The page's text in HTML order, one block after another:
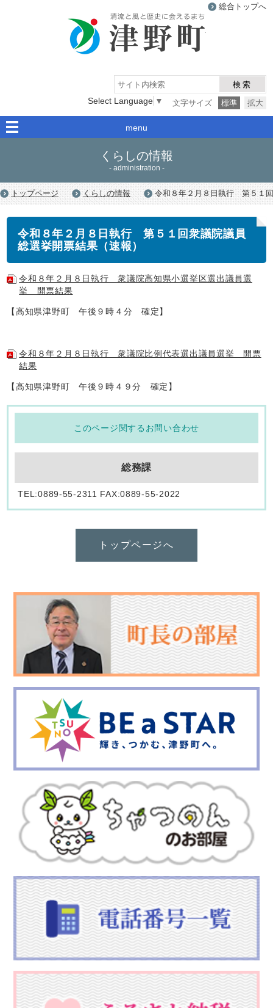
総合トップへ
検索
文字サイズ
標準 拡大
Select Language ▼
menu
くらしの情報
- administration -
トップページ くらしの情報 令和８年２月８日執行 第５１
令和８年２月８日執行 第５１回衆議院議員
総選挙開票結果（速報）
令和８年２月８日執行 衆議院高知県小選挙区選出議員選
挙 開票結果
【高知県津野町 午後９時４分 確定】
令和８年２月８日執行 衆議院比例代表選出議員選挙 開票
結果
【高知県津野町 午後９時４９分 確定】
このページ関するお問い合わせ
総務課
TEL:0889-55-2311 FAX:0889-55-2022
トップページへ